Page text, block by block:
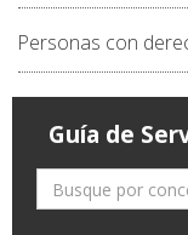
Personas con
Guía de